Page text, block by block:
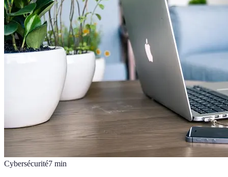
Cybersécurité7 min